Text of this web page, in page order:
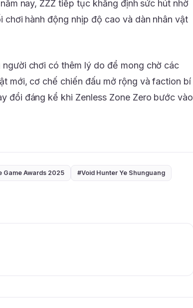
nay, ZZZ tiếp tục khẳng định sức hút nhờ
hành động nhịp độ cao và dàn nhân vật
chơi có thêm lý do để mong chờ các
mới, cơ chế chiến đấu mở rộng và faction bí
đổi đáng kể khi Zenless Zone Zero bước vào
Game Awards 2025 #Void Hunter Ye Shunguang